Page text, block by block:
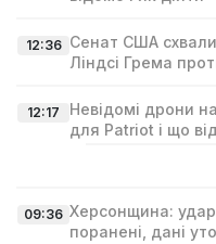
12:36 Сенат США
Ліндсі Гремa
12:17
Невідомі дрони
для Patriot і що
09:36 Херсонщина:
поранені, дані